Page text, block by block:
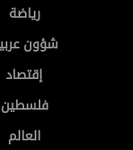
رياضة
شؤون
إقتصاد
فلسطين
العالم